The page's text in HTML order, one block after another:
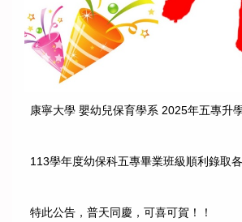
康寧大學 嬰幼兒保育學系 2025年五專升
113學年度幼保科五專畢業班級順利錄取
特此公告，普天同慶，可喜可賀！！